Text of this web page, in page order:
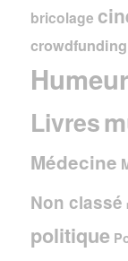
bricolage
crowdfunding
Livres
Médecine
Non classé
politique